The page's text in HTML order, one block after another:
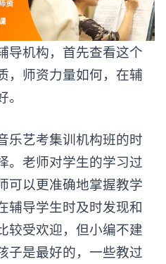
机构，首先查看这个
，师资力量如何，在辅
艺考集训机构班的时
。老师对学生的学习过
可以更准确地掌握教学
辅导学生时及时发现和
较受欢迎，但小编不建
子是最好的，一些教过